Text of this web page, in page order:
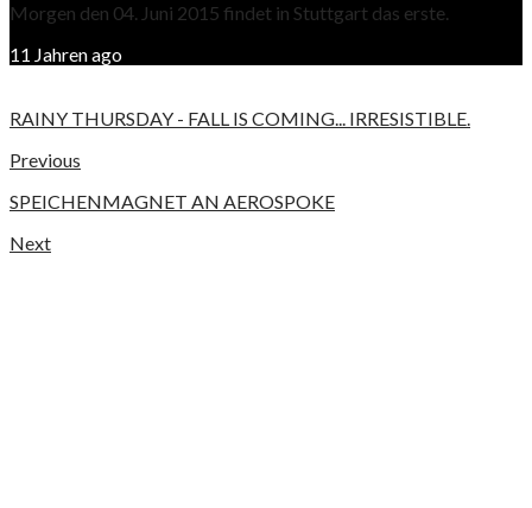
Morgen den 04. Juni 2015 findet in Stuttgart das erste.
11 Jahren ago
RAINY THURSDAY - FALL IS COMING... IRRESISTIBLE.
Previous
SPEICHENMAGNET AN AEROSPOKE
Next